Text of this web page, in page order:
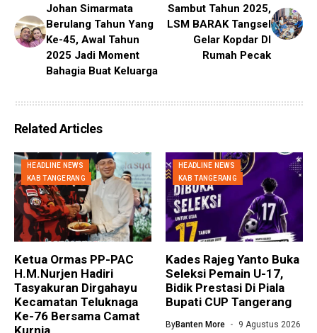
Johan Simarmata
Berulang Tahun Yang
Ke-45, Awal Tahun
2025 Jadi Moment
Bahagia Buat Keluarga
Sambut Tahun 2025,
LSM BARAK Tangsel
Gelar Kopdar DI
Rumah Pecak
Related Articles
HEADLINE NEWS
KAB TANGERANG
Ketua Ormas PP-PAC
H.M.Nurjen Hadiri
Tasyakuran Dirgahayu
Kecamatan Teluknaga
Ke-76 Bersama Camat
HEADLINE NEWS
KAB TANGERANG
Kades Rajeg Yanto Buka
Seleksi Pemain U-17,
Bidik Prestasi Di Piala
Bupati CUP Tangerang
ByBanten More 9 Agustus 2026